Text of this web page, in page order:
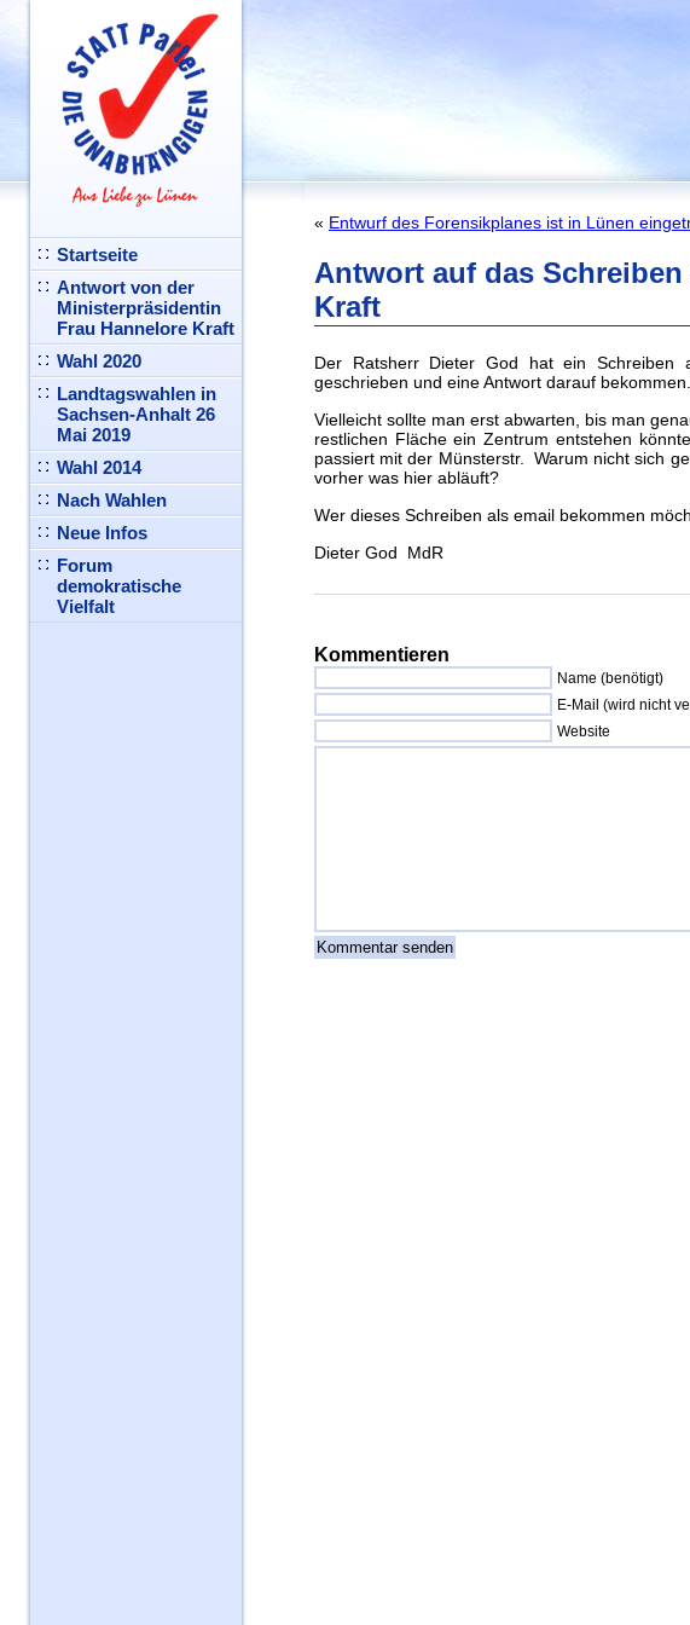
Startseite
Antwort von der
Ministerpräsidentin
Frau Hannelore Kraft
Wahl 2020
Landtagswahlen in
Sachsen-Anhalt 26
Mai 2019
Wahl 2014
Nach Wahlen
Neue Infos
Forum
demokratische
Vielfalt
« Entwurf des Forensikplanes ist in Lünen
Antwort auf das
Kraft
Der Ratsherr Dieter God hat ein Schreiben
geschrieben und eine Antwort darauf bekommen.
Vielleicht sollte man erst abwarten, bis man
restlichen Fläche ein Zentrum entstehen
passiert mit der Münsterstr. Warum nicht sich
vorher was hier abläuft?
Wer dieses Schreiben als email bekommen
Dieter God MdR
Kommentieren
Name (benötigt)
E-Mail (wird nicht
Website